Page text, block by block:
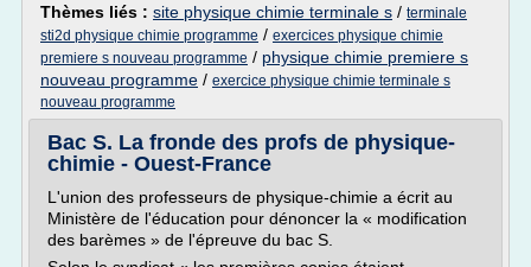
Thèmes liés : site physique chimie terminale s / terminale
sti2d physique chimie programme / exercices physique chimie
premiere s nouveau programme / physique chimie premiere s
nouveau programme / exercice physique chimie terminale s
nouveau programme
Bac S. La fronde des profs de physique-
chimie - Ouest-France
L'union des professeurs de physique-chimie a écrit au
Ministère de l'éducation pour dénoncer la « modification
des barèmes » de l'épreuve du bac S.